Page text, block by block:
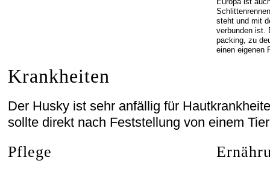
steht und mit
verbunden ist.
packing, zu
einen eigenen
Krankheiten
Der Husky ist sehr anfällig für
sollte direkt nach Feststellung von einem
Pflege